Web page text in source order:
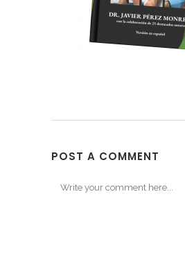
POST A COMMENT